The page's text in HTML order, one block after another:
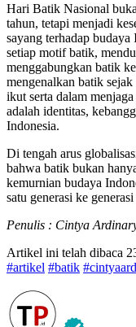
Hari Batik Nasional
tahun, tetapi menjadi
sayang terhadap
setiap motif batik,
menggabungkan batik
mengenalkan batik
ikut serta dalam
adalah identitas,
Indonesia.
Di tengah arus
bahwa batik bukan
kemurnian budaya
satu generasi ke
Penulis : Cintya
Artikel ini telah dibaca
#artikel #batik